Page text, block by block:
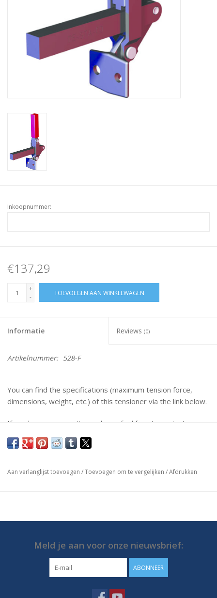
Inkoopnummer:
€137,29
+
-
TOEVOEGEN AAN WINKELWAGEN
Informatie Reviews (0)
Artikelnummer: 528-F
You can find the specifications (maximum tension force,
dimensions, weight, etc.) of this tensioner via the link below.
If you have any questions, please feel free to contact us.
https://media.destaco.com/assetbank-
Aan verlanglijst toevoegen /Toevoegen om te vergelijken /Afdrukken
Meld je aan voor onze nieuwsbrief:
ABONNEER